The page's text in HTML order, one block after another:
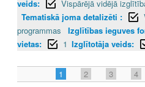
veids:
Vispārējā vidējā
Tematiskā joma detalizēti :
programmas
Izglītības ieguves
vietas:
1 Izglītotāja veids:
1 2 3 4